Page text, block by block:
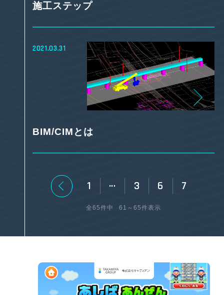
施工ステップ
BIM/CIMとは
2021.03.31
1 … 3 6 7
全65件中 61～65件表示